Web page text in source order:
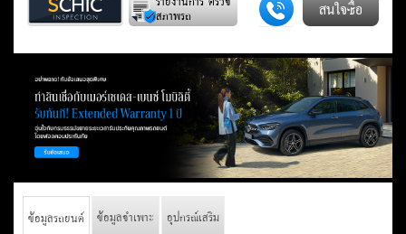
2,400,000
ปี 2021 สีขาว
เลขไมล์ 76,xxx
รหัสรถ 24120017
รายงานการ ตรวจ
สภาพรถ สนใจซื้อ